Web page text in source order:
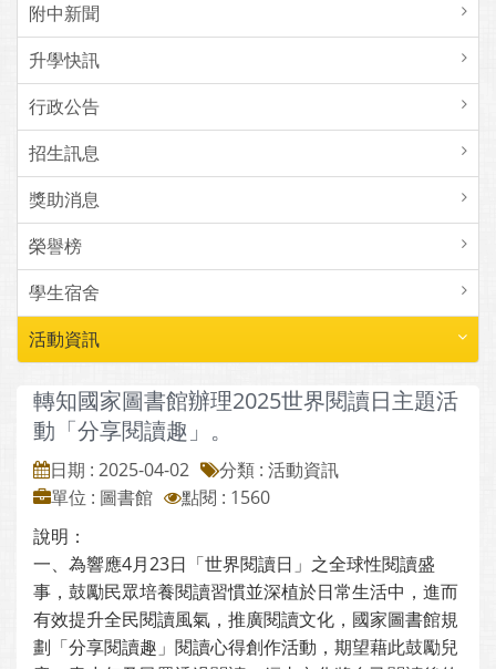
附中新聞
升學快訊
行政公告
招生訊息
獎助消息
榮譽榜
學生宿舍
活動資訊
轉知國家圖書館辦理2025世界閱讀日主題活
動「分享閱讀趣」。
日期 : 2025-04-02
分類 : 活動資訊
單位 : 圖書館
點閱 : 1560
說明：
一、為響應4月23日「世界閱讀日」之全球性閱讀盛
事，鼓勵民眾培養閱讀習慣並深植於日常生活中，進而
有效提升全民閱讀風氣，推廣閱讀文化，國家圖書館規
劃「分享閱讀趣」閱讀心得創作活動，期望藉此鼓勵兒